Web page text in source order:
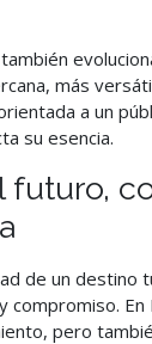
más
a un
su esencia.
futuro,
de un destino
compromiso.
pero